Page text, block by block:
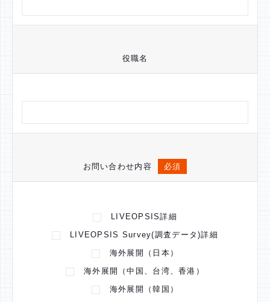
役職名
お問い合わせ内容 必須
LIVEOPSIS詳細
LIVEOPSIS Survey(調査データ)詳細
海外展開（日本）
海外展開（中国、台湾、香港）
海外展開（韓国）